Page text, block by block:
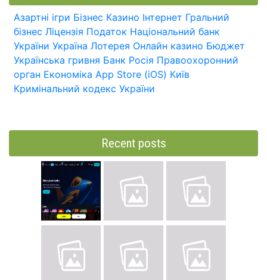
Азартні ігри Бізнес Казино Інтернет Гральний
бізнес Ліцензія Податок Національний банк
України Україна Лотерея Онлайн казино Бюджет
Українська гривня Банк Росія Правоохоронний
орган Економіка App Store (iOS) Київ
Кримінальний кодекс України
Recent posts